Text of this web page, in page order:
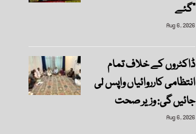
گئے”
Aug 6, 2026
ڈاکٹروں کے خلاف تمام
انتظامی کارروائیاں واپس لی
جائیں گی: وزیر صحت
Aug 6, 2026